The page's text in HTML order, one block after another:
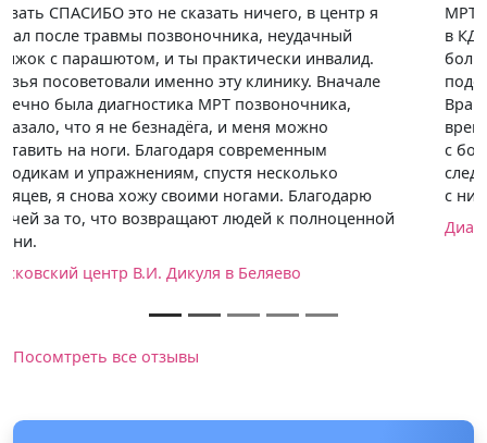
МРТ, в результате послушала лечащего врача и пошла
в КДЦ, записали на исследование через неделю, очень
большой поток пациентов. Пришлось немого
подождать пока отпустят человека передо мной.
Врачи очень вежливые, извинились за задержку. по
времени заняло исследование около 40 минут, в связи
с большим потоком попросили забрать описание на
следующий день, т.к. мне было не нужно срочно идти
с ним к врачу.
Диагностический клинический центр №1
Посомтреть все отзывы
Записаться на МРТ, а также узнать